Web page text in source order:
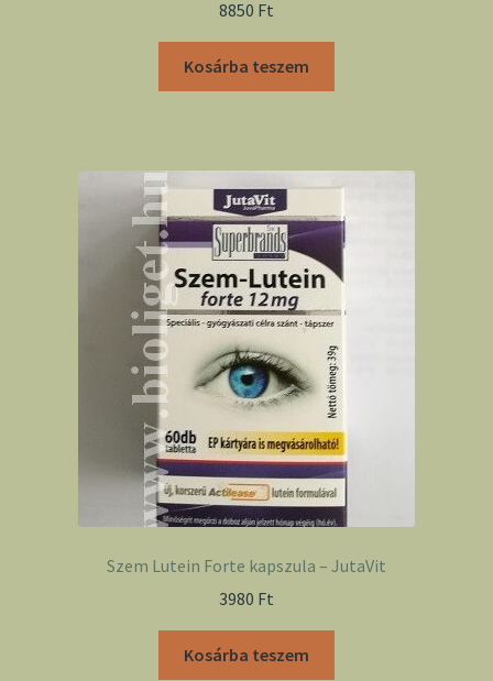
8850 Ft
Kosárba teszem
Szem Lutein Forte kapszula – JutaVit
3980 Ft
Kosárba teszem